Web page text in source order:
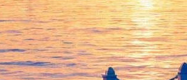
2012 «У дверей
-27 ноября 2012, вторник